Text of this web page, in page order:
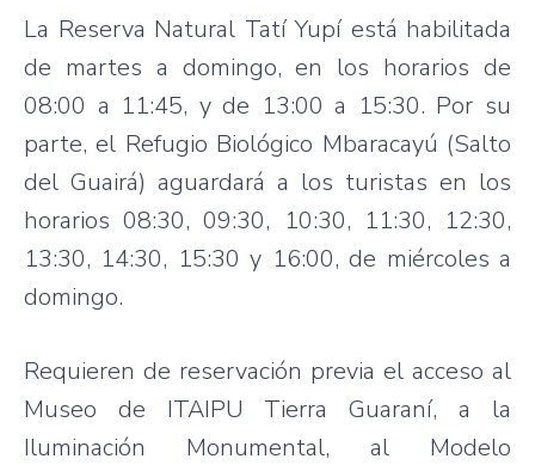
La Reserva Natural Tatí Yupí está habilitada
de martes a domingo, en los horarios de
08:00 a 11:45, y de 13:00 a 15:30. Por su
parte, el Refugio Biológico Mbaracayú (Salto
del Guairá) aguardará a los turistas en los
horarios 08:30, 09:30, 10:30, 11:30, 12:30,
13:30, 14:30, 15:30 y 16:00, de miércoles a
domingo.
Requieren de reservación previa el acceso al
Museo de ITAIPU Tierra Guaraní, a la
Iluminación Monumental, al Modelo